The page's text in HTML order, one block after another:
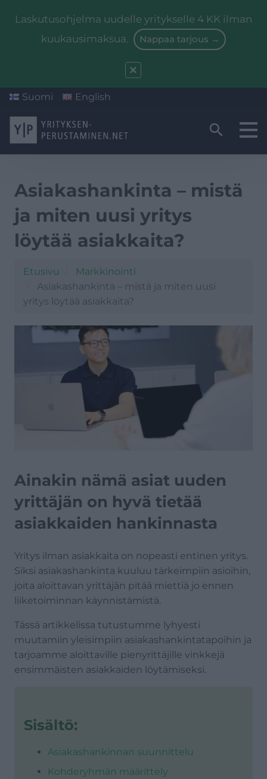
Laskutusohjelma uudelle yritykselle 4 KK ilman
kuukausimaksua.
Nappaa tarjous →
Suomi English
Yritysmuodon valinta
Starttiraha
Kirjanpito
Verotus
Asiakashankinta – mistä
ja miten uusi yritys
löytää asiakkaita?
Etusivu
Markkinointi
Asiakashankinta – mistä ja miten uusi
yritys löytää asiakkaita?
Ainakin nämä asiat uuden
yrittäjän on hyvä tietää
asiakkaiden hankinnasta
Yritys ilman asiakkaita on nopeasti entinen yritys.
Siksi asiakashankinta kuuluu tärkeimpiin asioihin,
joita aloittavan yrittäjän pitää miettiä jo ennen
liiketoiminnan käynnistämistä.
Tässä artikkelissa tutustumme lyhyesti
muutamiin yleisimpiin asiakashankintatapoihin ja
tarjoamme aloittaville pienyrittäjille vinkkejä
ensimmäisten asiakkaiden löytämiseksi.
Sisältö:
Asiakashankinnan suunnittelu
Kohderyhmän määrittely